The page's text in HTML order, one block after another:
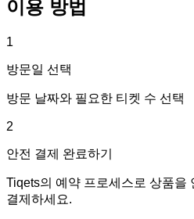
이용 방법
1
방문일 선택
방문 날짜와 필요한 티켓 수 선택
2
안전 결제 완료하기
Tiqets의 예약 프로세스로 상품을
결제하세요.